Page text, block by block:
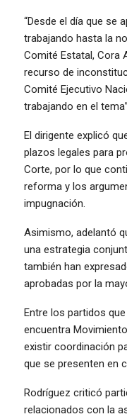
“Desde el día que se
trabajando hasta la
Comité Estatal, Cora
recurso de
Comité Ejecutivo
trabajando en el
El dirigente explicó
plazos legales para
Corte, por lo que
reforma y los
impugnación.
Asimismo, adelantó
una estrategia
también han
aprobadas por la
Entre los partidos
encuentra
existir coordinación
que se presenten en
Rodríguez criticó
relacionados con la